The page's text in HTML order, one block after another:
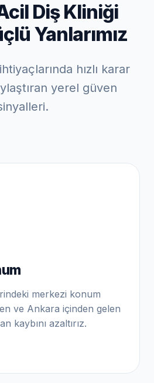
Diş Kliniği
Yanlarımız
hızlı karar
yerel güven
merkezi konum
ve Ankara içinden gelen
kaybını azaltırız.